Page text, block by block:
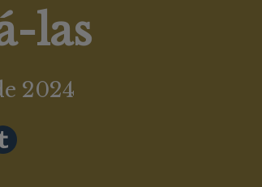
las
2024